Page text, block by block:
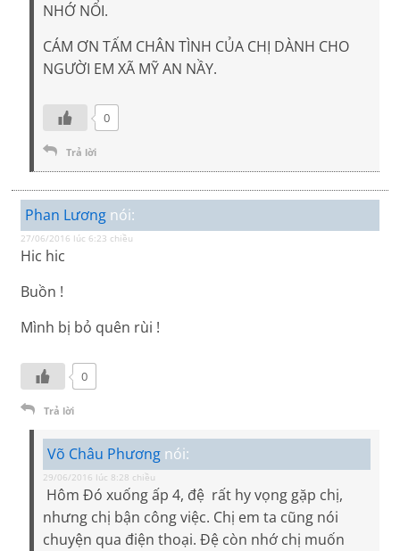
NHỚ NỔI.
CÁM ƠN TẤM CHÂN TÌNH CỦA CHỊ DÀNH CHO
NGƯỜI EM XÃ MỸ AN NẦY.
0
Trả lời
Phan Lương nói:
27/06/2016 lúc 6:23 chiều
Hic hic
Buồn !
Mình bị bỏ quên rùi !
0
Trả lời
Võ Châu Phương nói:
29/06/2016 lúc 8:28 chiều
Hôm Đó xuống ấp 4, đệ rất hy vọng gặp chị,
nhưng chị bận công việc. Chị em ta cũng nói
chuyện qua điện thoại. Đệ còn nhớ chị muốn